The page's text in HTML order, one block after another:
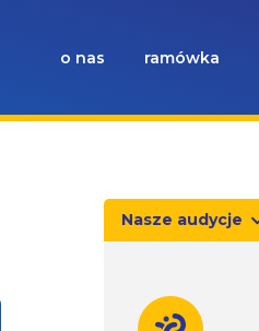
o nas ramówka
Nasze audycje